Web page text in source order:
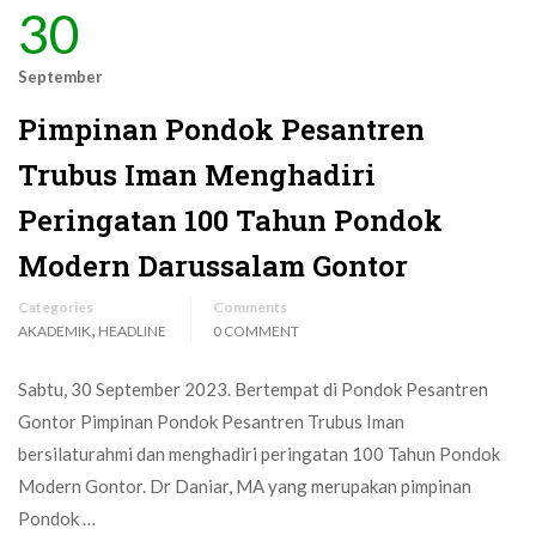
30
September
Pimpinan Pondok Pesantren
Trubus Iman Menghadiri
Peringatan 100 Tahun Pondok
Modern Darussalam Gontor
Categories
AKADEMIK, HEADLINE
Comments
0 COMMENT
Sabtu, 30 September 2023. Bertempat di Pondok Pesantren
Gontor Pimpinan Pondok Pesantren Trubus Iman
bersilaturahmi dan menghadiri peringatan 100 Tahun Pondok
Modern Gontor. Dr Daniar, MA yang merupakan pimpinan
Pondok …